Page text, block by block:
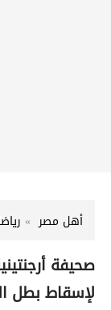
أهل مصر
صحيفة
لإسقاط بطل